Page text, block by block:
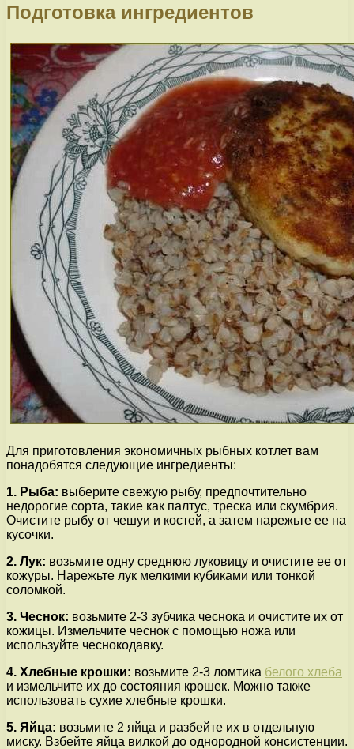
Подготовка ингредиентов
Для приготовления экономичных рыбных котлет вам
понадобятся следующие ингредиенты:
1. Рыба: выберите свежую рыбу, предпочтительно
недорогие сорта, такие как палтус, треска или скумбрия.
Очистите рыбу от чешуи и костей, а затем нарежьте ее на
кусочки.
2. Лук: возьмите одну среднюю луковицу и очистите ее от
кожуры. Нарежьте лук мелкими кубиками или тонкой
соломкой.
3. Чеснок: возьмите 2-3 зубчика чеснока и очистите их от
кожицы. Измельчите чеснок с помощью ножа или
используйте чеснокодавку.
4. Хлебные крошки: возьмите 2-3 ломтика белого хлеба
и измельчите их до состояния крошек. Можно также
использовать сухие хлебные крошки.
5. Яйца: возьмите 2 яйца и разбейте их в отдельную
миску. Взбейте яйца вилкой до однородной консистенции.